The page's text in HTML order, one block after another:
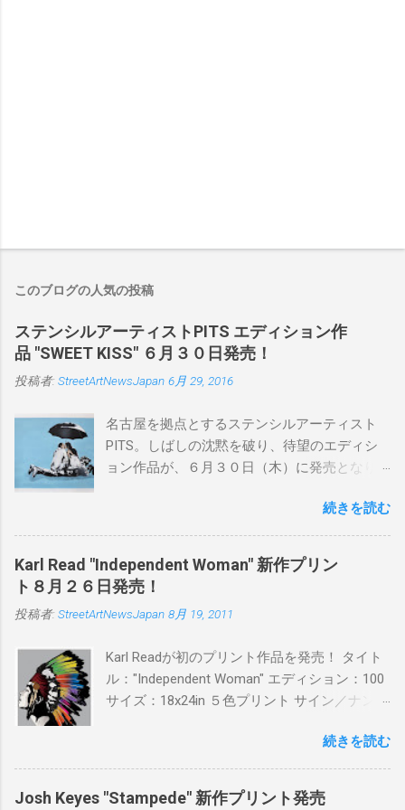
このブログの人気の投稿
ステンシルアーティストPITS エディション作
品 "SWEET KISS" ６月３０日発売！
投稿者: StreetArtNewsJapan 6月 29, 2016
名古屋を拠点とするステンシルアーティスト
PITS。しばしの沈黙を破り、待望のエディシ
ョン作品が、６月３０日（木）に発売となり
品に落とし込むスタイルは今作でも健在。(
PITSの過去記事はこちらから ) 発売日：6月30
日(木)19時 タイトル：SWEET KISS カラー：
BLUE/MINT GREEN/PINK/YELLOW エディショ
ン：各色５ サイズ：800mm × 550mm 価格：
¥16,000(¥17,280) 購入は、 こちら から
続きを読む
Karl Read "Independent Woman" 新作プリン
ト８月２６日発売！
投稿者: StreetArtNewsJapan 8月 19, 2011
Karl Readが初のプリント作品を発売！ タイト
ル："Independent Woman" エディション：100
サイズ：18x24in ５色プリント サイン／ナンバ
ドフィニッシュバージョン（エディション：
25）$125 購入は８月２６日に こちら から
続きを読む
Josh Keyes "Stampede" 新作プリント発売